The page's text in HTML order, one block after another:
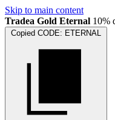
Skip to main content
Tradea Gold Eternal 10%
Copied CODE: ETERNAL